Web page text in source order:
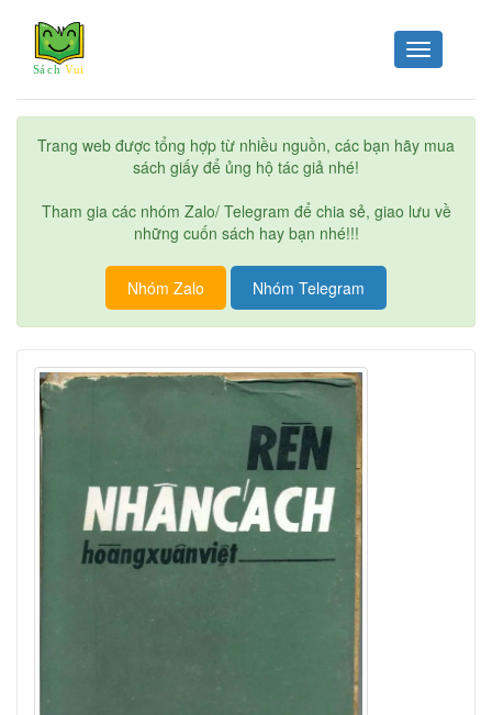
Toggle
navigation
Trang web được tổng hợp từ nhiều nguồn, các bạn hãy mua
sách giấy để ủng hộ tác giả nhé!
Tham gia các nhóm Zalo/ Telegram để chia sẻ, giao lưu về
những cuốn sách hay bạn nhé!!!
Nhóm Zalo Nhóm Telegram